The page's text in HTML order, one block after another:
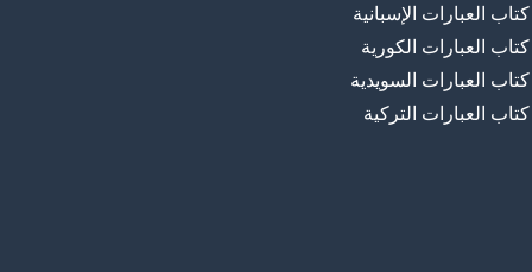
كتاب العبارات الإسبانية
كتاب العبارات الكورية
كتاب العبارات السويدية
كتاب العبارات التركية